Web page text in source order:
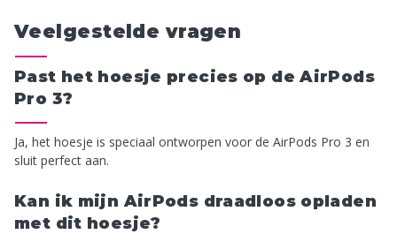
Veelgestelde vragen
Past het hoesje precies op de AirPods
Pro 3?
Ja, het hoesje is speciaal ontworpen voor de AirPods Pro 3 en
sluit perfect aan.
Kan ik mijn AirPods draadloos opladen
met dit hoesje?